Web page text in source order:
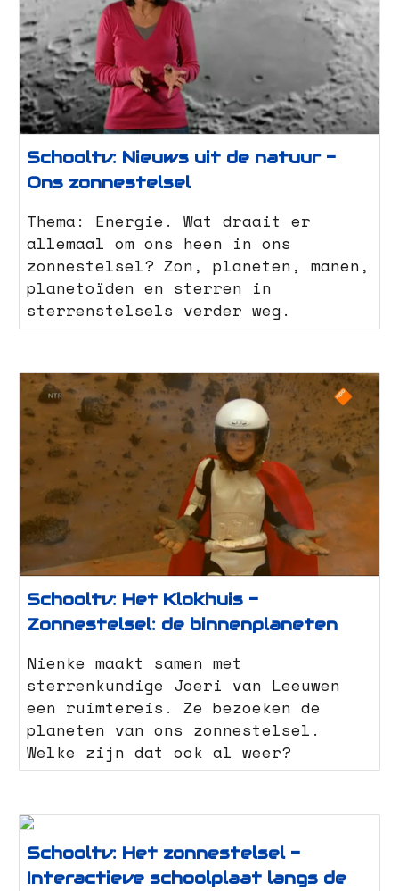
Schooltv: Nieuws uit de natuur -
Ons zonnestelsel
Thema: Energie. Wat draait er
allemaal om ons heen in ons
zonnestelsel? Zon, planeten, manen,
planetoïden en sterren in
sterrenstelsels verder weg.
Schooltv: Het Klokhuis -
Zonnestelsel: de binnenplaneten
Nienke maakt samen met
sterrenkundige Joeri van Leeuwen
een ruimtereis. Ze bezoeken de
planeten van ons zonnestelsel.
Welke zijn dat ook al weer?
Schooltv: Het zonnestelsel -
Interactieve schoolplaat langs de